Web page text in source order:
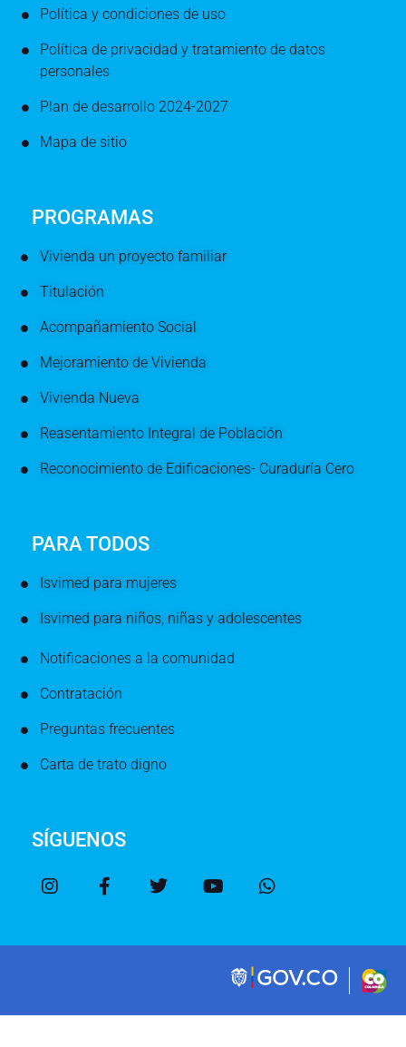
Política y condiciones de uso
Política de privacidad y tratamiento de datos
personales
Plan de desarrollo 2024-2027
Mapa de sitio
PROGRAMAS
Vivienda un proyecto familiar
Titulación
Acompañamiento Social
Mejoramiento de Vivienda
Vivienda Nueva
Reasentamiento Integral de Población
Reconocimiento de Edificaciones- Curaduría Cero
PARA TODOS
Isvimed para mujeres
Isvimed para niños, niñas y adolescentes
Notificaciones a la comunidad
Contratación
Preguntas frecuentes
Carta de trato digno
SÍGUENOS